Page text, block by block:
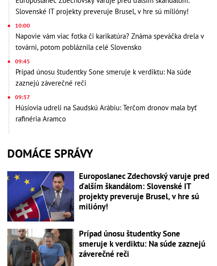
Slovenské IT projekty preveruje Brusel, v hre sú milióny!
10:00
Napovie vám viac fotka či karikatúra? Známa speváčka drela v
továrni, potom pobláznila celé Slovensko
09:45
Prípad únosu študentky Sone smeruje k verdiktu: Na súde
zaznejú záverečné reči
09:37
Húsíovia udreli na Saudskú Arábiu: Terčom dronov mala byť
rafinéria Aramco
DOMÁCE SPRÁVY
Europoslanec Zdechovský varuje pred
ďalším škandálom: Slovenské IT
projekty preveruje Brusel, v hre sú
milióny!
Prípad únosu študentky Sone
smeruje k verdiktu: Na súde zaznejú
záverečné reči